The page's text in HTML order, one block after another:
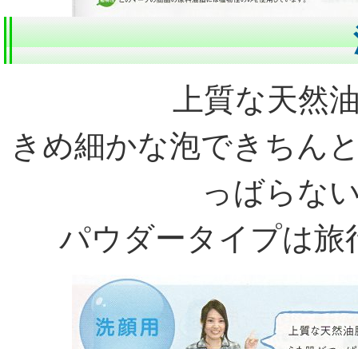
上質な天然
きめ細かな泡できちん
っばらな
パウダータイプは旅